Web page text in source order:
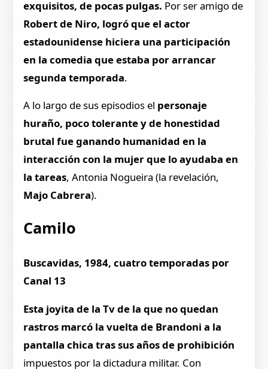
exquisitos, de pocas pulgas. Por ser amigo de
Robert de Niro, logró que el actor
estadounidense hiciera una participación
en la comedia que estaba por arrancar
segunda temporada.
A lo largo de sus episodios el personaje
huraño, poco tolerante y de honestidad
brutal fue ganando humanidad en la
interacción con la mujer que lo ayudaba en
la tareas, Antonia Nogueira (la revelación,
Majo Cabrera).
Camilo
Buscavidas, 1984, cuatro temporadas por
Canal 13
Esta joyita de la Tv de la que no quedan
rastros marcó la vuelta de Brandoni a la
pantalla chica tras sus años de prohibición
impuestos por la dictadura militar. Con